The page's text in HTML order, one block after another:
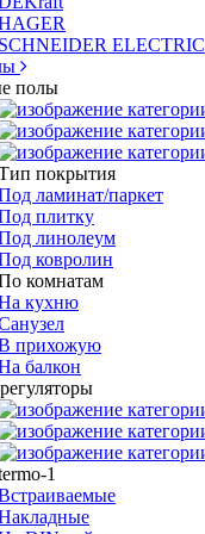
SCHNEIDER ELECTRIC
полы
покрытия
ламинат/паркет
плитку
линолеум
ковролин
комнатам
кухню
прихожую
балкон
1